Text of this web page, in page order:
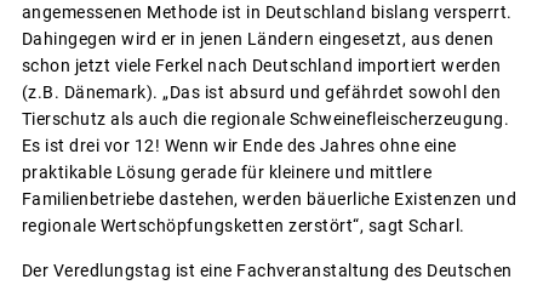
angemessenen Methode ist in Deutschland bislang versperrt.
Dahingegen wird er in jenen Ländern eingesetzt, aus denen
schon jetzt viele Ferkel nach Deutschland importiert werden
(z.B. Dänemark). „Das ist absurd und gefährdet sowohl den
Tierschutz als auch die regionale Schweinefleischerzeugung.
Es ist drei vor 12! Wenn wir Ende des Jahres ohne eine
praktikable Lösung gerade für kleinere und mittlere
Familienbetriebe dastehen, werden bäuerliche Existenzen und
regionale Wertschöpfungsketten zerstört“, sagt Scharl.
Der Veredlungstag ist eine Fachveranstaltung des Deutschen